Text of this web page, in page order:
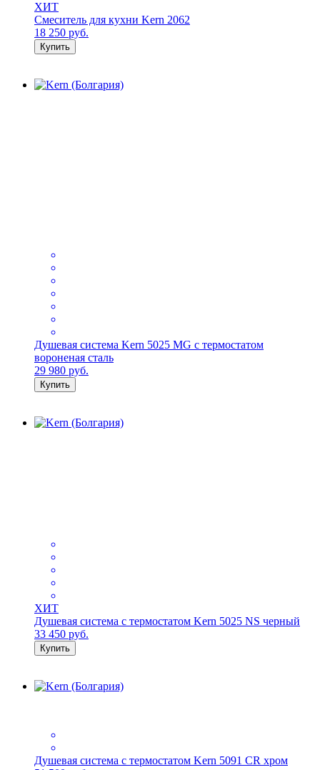
ХИТ
Смеситель для кухни Kern 2062
18 250 руб.
Купить
Душевая система Kern 5025 MG с термостатом
вороненая сталь
29 980 руб.
Купить
ХИТ
Душевая система с термостатом Kern 5025 NS черный
33 450 руб.
Купить
Душевая система с термостатом Kern 5091 CR хром